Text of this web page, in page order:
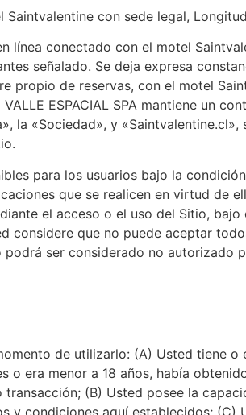
con sede legal,
línea conectado con el motel
señalado. Se deja expresa
propio de reservas, con el motel
ESPACIAL SPA mantiene un
la «Sociedad», y
para los usuarios bajo la
que se realicen en virtud de
el acceso o el uso del Sitio,
considere que no puede aceptar
ser considerado no autorizado
de utilizarlo: (A) Usted tiene
o era menor a 18 años, había
(B) Usted posee la
y condiciones aquí establecidos;